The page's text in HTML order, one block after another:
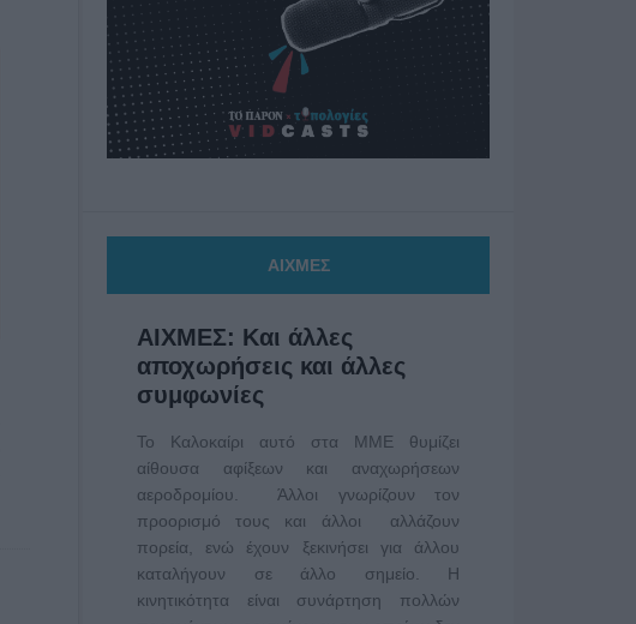
ΑΙΧΜΕΣ
ΑΙΧΜΕΣ: Και άλλες
αποχωρήσεις και άλλες
συμφωνίες
Το Καλοκαίρι αυτό στα ΜΜΕ θυμίζει
αίθουσα αφίξεων και αναχωρήσεων
αεροδρομίου. Άλλοι γνωρίζουν τον
προορισμό τους και άλλοι αλλάζουν
πορεία, ενώ έχουν ξεκινήσει για άλλου
καταλήγουν σε άλλο σημείο. Η
κινητικότητα είναι συνάρτηση πολλών